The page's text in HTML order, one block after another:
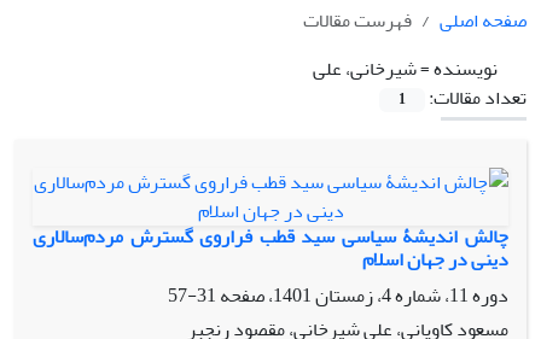
صفحه اصلی
فهرست مقالات
نویسنده =شیرخانی، علی
تعداد مقالات:
1
چالش اندیشۀ سیاسی سید قطب فراروی گسترش مردم‌سالاری
دینی در جهان اسلام
دوره 11، شماره 4، زمستان 1401، صفحه
31-57
مسعود کاویانی، علی شیرخانی، مقصود رنجبر